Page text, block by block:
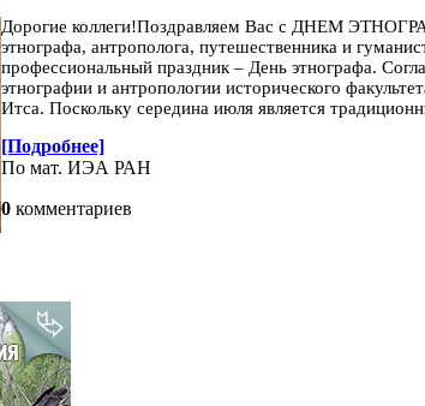
Дорогие коллеги!Поздравляем Вас с ДНЕМ
этнографа, антрополога, путешественника и
профессиональный праздник – День этнографа.
этнографии и антропологии исторического
Итса. Поскольку середина июля является
[Подробнее]
По мат. ИЭА РАН
0 комментариев